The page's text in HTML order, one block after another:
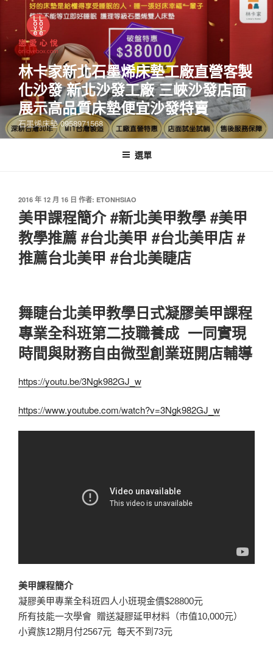
林卡家新北石墨烯床墊工廠直營客製
化沙發 新北沙發工廠 三峽沙發店面
展示高品質床墊便宜沙發特賣
石墨烯床墊 0958971568
選單
2016 年 12 月 16 日 作者: ETONHSIAO
美甲課程簡介 #新北美甲教學 #美甲
教學推薦 #台北美甲 #台北美甲店 #
推薦台北美甲 #台北美睫店
舞睫台北美甲教學日式凝膠美甲課程
專業全科班第二技職養成 一同實現
時間與財務自由微型創業班開店輔導
https://youtu.be/3Ngk982GJ_w
https://www.youtube.com/watch?v=3Ngk982GJ_w
美甲課程簡介
凝膠美甲專業全科班四人小班現金價$28800元
所有技能一次學會 贈送凝膠延甲材料（市值10,000元）
小資族12期月付2567元 每天不到73元